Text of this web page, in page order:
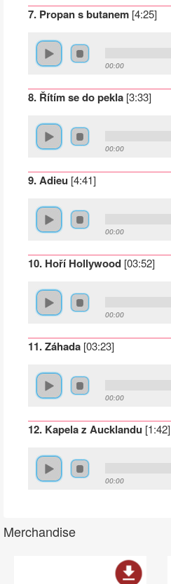
7. Propan s butanem [4:25]
00:00
8. Řítím se do pekla [3:33]
00:00
9. Adieu [4:41]
00:00
10. Hoří Hollywood [03:52]
00:00
11. Záhada [03:23]
00:00
12. Kapela z Aucklandu [1:42]
00:00
Merchandise